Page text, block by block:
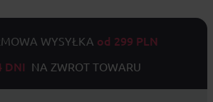
WYSYŁKA od 299 PLN
DNI NA ZWROT TOWARU